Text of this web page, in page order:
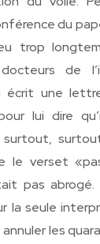
du
trop
de
écrit une
lui dire
le verset
pas
la seule
annuler les